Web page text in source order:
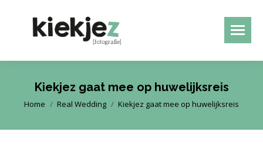
Kiekjez gaat mee op huwelijksreis
Je bent hier:
Home Real Wedding Kiekjez gaat mee op huwelijksreis